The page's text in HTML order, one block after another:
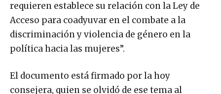
requieren establece su relación con la Ley de
Acceso para coadyuvar en el combate a la
discriminación y violencia de género en la
política hacia las mujeres”.
El documento está firmado por la hoy
consejera, quien se olvidó de ese tema al